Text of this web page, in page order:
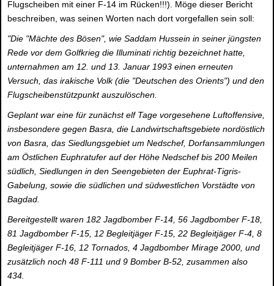
Flugscheiben mit einer F-14 im Rücken!!!). Möge dieser Bericht
beschreiben, was seinen Worten nach dort vorgefallen sein soll:
"Die "Mächte des Bösen", wie Saddam Hussein in seiner jüngsten
Rede vor dem Golfkrieg die Illuminati richtig bezeichnet hatte,
unternahmen am 12. und 13. Januar 1993 einen erneuten
Versuch, das irakische Volk (die "Deutschen des Orients") und den
Flugscheibenstützpunkt auszulöschen.
Geplant war eine für zunächst elf Tage vorgesehene Luftoffensive,
insbesondere gegen Basra, die Landwirtschaftsgebiete nordöstlich
von Basra, das Siedlungsgebiet um Nedschef, Dorfansammlungen
am Östlichen Euphratufer auf der Höhe Nedschef bis 200 Meilen
südlich, Siedlungen in den Seengebieten der Euphrat-Tigris-
Gabelung, sowie die südlichen und südwestlichen Vorstädte von
Bagdad.
Bereitgestellt waren 182 Jagdbomber F-14, 56 Jagdbomber F-18,
81 Jagdbomber F-15, 12 Begleitjäger F-15, 22 Begleitjäger F-4, 8
Begleitjäger F-16, 12 Tornados, 4 Jagdbomber Mirage 2000, und
zusätzlich noch 48 F-111 und 9 Bomber B-52, zusammen also
434.